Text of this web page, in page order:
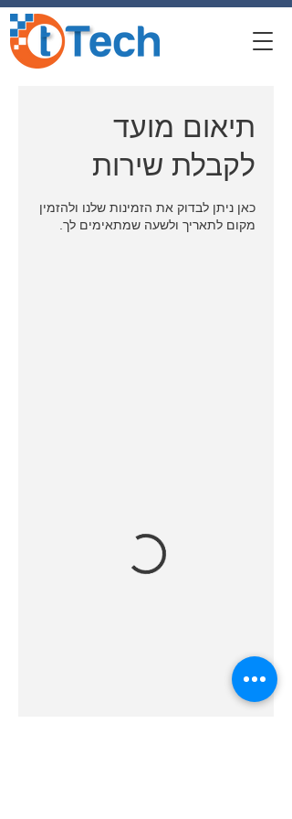
תיאום מועד
לקבלת שירות
כאן ניתן לבדוק את הזמינות שלנו ולהזמין
מקום לתאריך ולשעה שמתאימים לך.